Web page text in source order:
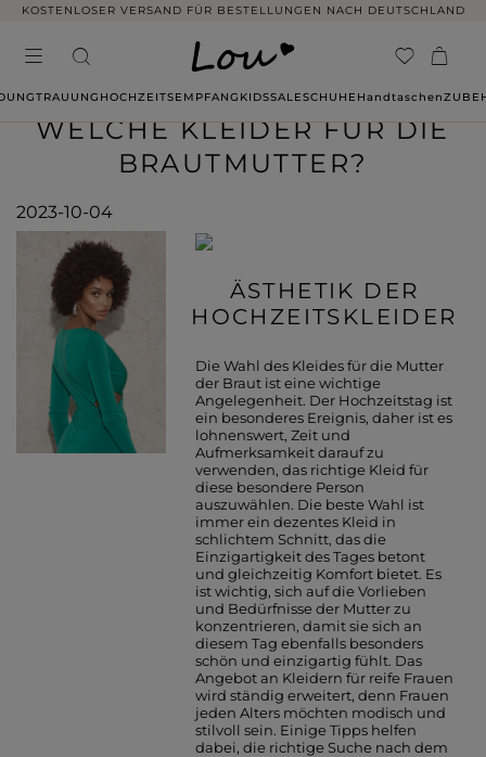
KOSTENLOSER VERSAND FÜR BESTELLUNGEN NACH DEUTSCHLAND
TRAUUNG HOCHZEITSEMPFANG KIDSSALESCHUHE Handtaschen
WELCHE KLEIDER FÜR DIE
BRAUTMUTTER?
2023-10-04
ÄSTHETIK DER
HOCHZEITSKLEIDER
Die Wahl des Kleides für die Mutter
der Braut ist eine wichtige
Angelegenheit. Der Hochzeitstag ist
ein besonderes Ereignis, daher ist es
lohnenswert, Zeit und
Aufmerksamkeit darauf zu
verwenden, das richtige Kleid für
diese besondere Person
auszuwählen. Die beste Wahl ist
immer ein dezentes Kleid in
schlichtem Schnitt, das die
Einzigartigkeit des Tages betont
und gleichzeitig Komfort bietet. Es
ist wichtig, sich auf die Vorlieben
und Bedürfnisse der Mutter zu
konzentrieren, damit sie sich an
diesem Tag ebenfalls besonders
schön und einzigartig fühlt. Das
Angebot an Kleidern für reife Frauen
wird ständig erweitert, denn Frauen
jeden Alters möchten modisch und
stilvoll sein. Einige Tipps helfen
dabei, die richtige Suche nach dem